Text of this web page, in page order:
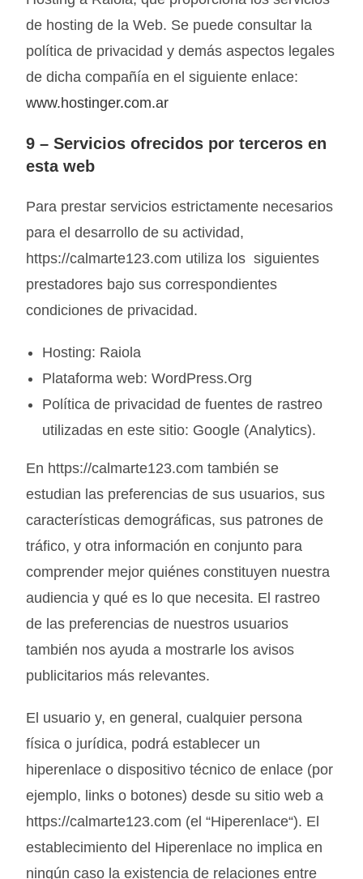
de hosting de la Web. Se puede consultar la
política de privacidad y demás aspectos legales
de dicha compañía en el siguiente enlace:
www.hostinger.com.ar
9 –Servicios ofrecidos por terceros en
esta web
Para prestar servicios estrictamente necesarios
para el desarrollo de su actividad,
https://calmarte123.com utiliza los siguientes
prestadores bajo sus correspondientes
condiciones de privacidad.
Hosting: Raiola
Plataforma web: WordPress.Org
Política de privacidad de fuentes de rastreo
utilizadas en este sitio: Google (Analytics).
En https://calmarte123.com también se
estudian las preferencias de sus usuarios, sus
características demográficas, sus patrones de
tráfico, y otra información en conjunto para
comprender mejor quiénes constituyen nuestra
audiencia y qué es lo que necesita. El rastreo
de las preferencias de nuestros usuarios
también nos ayuda a mostrarle los avisos
publicitarios más relevantes.
El usuario y, en general, cualquier persona
física o jurídica, podrá establecer un
hiperenlace o dispositivo técnico de enlace (por
ejemplo, links o botones) desde su sitio web a
https://calmarte123.com (el “Hiperenlace“). El
establecimiento del Hiperenlace no implica en
ningún caso la existencia de relaciones entre